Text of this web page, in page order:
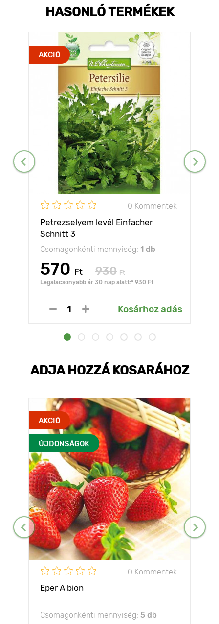
HASONLÓ TERMÉKEK
AKCIÓ
0 Kommentek
Petrezselyem levél Einfacher
Schnitt 3
Csomagonkénti mennyiség: 1 db
570 Ft 930 Ft
Legalacsonyabb ár 30 nap alatt:* 930 Ft
Kosárhoz adás
ADJA HOZZÁ KOSARÁHOZ
AKCIÓ
ÚJDONSÁGOK
0 Kommentek
Eper Albion
Csomagonkénti mennyiség: 5 db